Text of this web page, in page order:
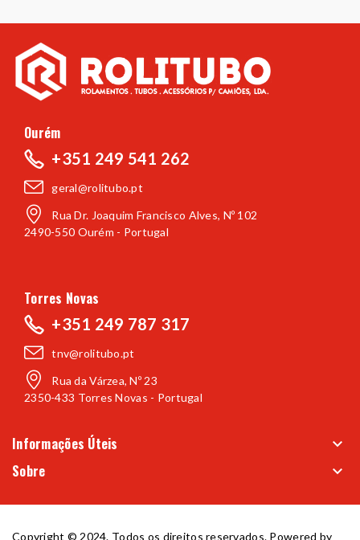
Ourém
+351 249 541 262
geral@rolitubo.pt
Rua Dr. Joaquim Francisco Alves, Nº 102
2490-550 Ourém - Portugal
Torres Novas
+351 249 787 317
tnv@rolitubo.pt
Rua da Várzea, Nº 23
2350-433 Torres Novas - Portugal
Informações Úteis
keyboard_arrow_down
Sobre
keyboard_arrow_down
Copyright © 2024. Todos os direitos reservados. Powered by